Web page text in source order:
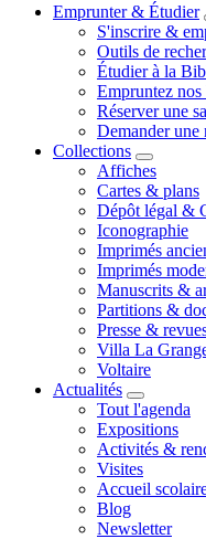
Emprunter & Étudier
S'inscrire &
Outils de
Étudier à la
Empruntez
Réserver une
Demander une
Collections
Affiches
Cartes & plans
Dépôt légal &
Iconographie
Imprimés
Imprimés
Manuscrits &
Partitions &
Presse &
Villa La
Voltaire
Actualités
Tout l'agenda
Expositions
Activités &
Visites
Accueil
Blog
Newsletter